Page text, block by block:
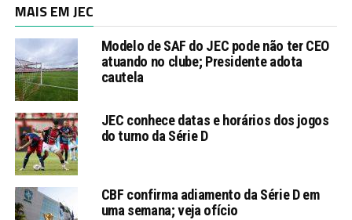
MAIS EM JEC
Modelo de SAF do JEC pode não ter CEO
atuando no clube; Presidente adota
cautela
JEC conhece datas e horários dos jogos
do turno da Série D
CBF confirma adiamento da Série D em
uma semana; veja ofício